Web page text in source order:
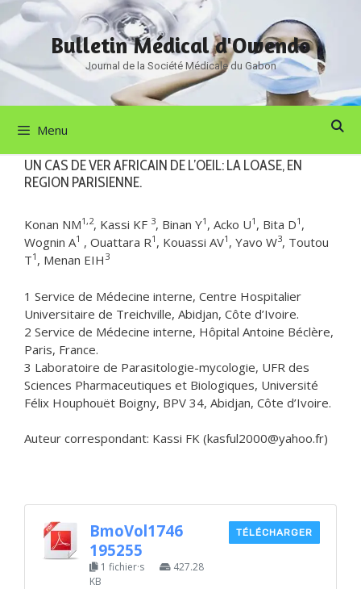
Aller
au
contenu
Bulletin Médical d'Owendo
Journal de la Société Médicale du Gabon
Menu
UN CAS DE VER AFRICAIN DE L’OEIL: LA LOASE, EN
REGION PARISIENNE.
Konan NM1,2, Kassi KF 3, Binan Y1 , Acko U1 , Bita D1 ,
Wognin A1 , Ouattara R1 , Kouassi AV1 , Yavo W3, Toutou
T1 , Menan EIH 3
1 Service de Médecine interne, Centre Hospitalier
Universitaire de Treichville, Abidjan, Côte d’Ivoire.
2 Service de Médecine interne, Hôpital Antoine Béclère,
Paris, France.
3 Laboratoire de Parasitologie-mycologie, UFR des
Sciences Pharmaceutiques et Biologiques, Université
Félix Houphouët Boigny, BPV 34, Abidjan, Côte d’Ivoire.
Auteur correspondant: Kassi FK (kasful2000@yahoo.fr)
BmoVol1746
195255
1 fichier·s
427.28
KB
TÉLÉCHARGER